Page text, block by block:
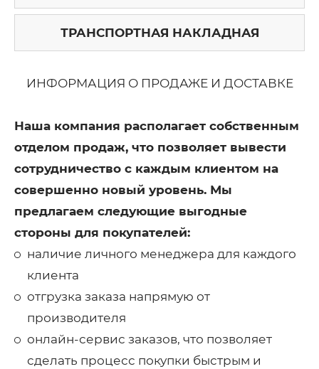
ТРАНСПОРТНАЯ НАКЛАДНАЯ
ИНФОРМАЦИЯ О ПРОДАЖЕ И ДОСТАВКЕ
Наша компания располагает собственным
отделом продаж, что позволяет вывести
сотрудничество с каждым клиентом на
совершенно новый уровень. Мы
предлагаем следующие выгодные
стороны для покупателей:
наличие личного менеджера для каждого
клиента
отгрузка заказа напрямую от
производителя
онлайн-сервис заказов, что позволяет
сделать процесс покупки быстрым и